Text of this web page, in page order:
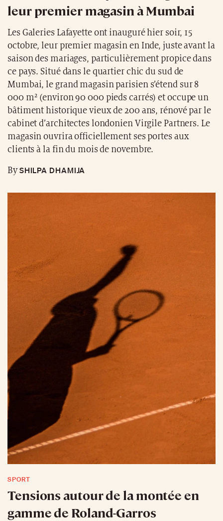
leur premier magasin à Mumbai
Les Galeries Lafayette ont inauguré hier soir, 15
octobre, leur premier magasin en Inde, juste avant la
saison des mariages, particulièrement propice dans
ce pays. Situé dans le quartier chic du sud de
Mumbai, le grand magasin parisien s’étend sur 8
000 m² (environ 90 000 pieds carrés) et occupe un
bâtiment historique vieux de 200 ans, rénové par le
cabinet d’architectes londonien Virgile Partners. Le
magasin ouvrira officiellement ses portes aux
clients à la fin du mois de novembre.
BySHILPA DHAMIJA
SPORT
Tensions autour de la montée en
gamme de Roland-Garros